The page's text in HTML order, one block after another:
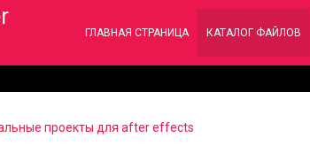
ГЛАВНАЯ СТРАНИЦА КАТАЛОГ ФАЙЛОВ
проекты для after effects